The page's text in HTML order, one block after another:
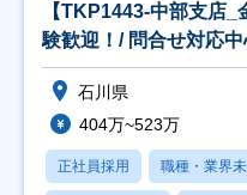
【TKP1443-中部支店
験歓迎！/ 問合せ対応
石川県
404万~523万
正社員採用 職種・業界